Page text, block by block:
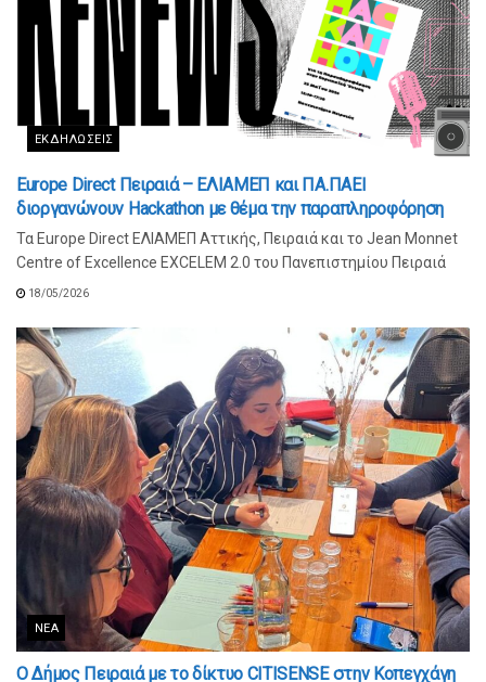
ΕΚΔΗΛΏΣΕΙΣ
Europe Direct Πειραιά – ΕΛΙΑΜΕΠ και ΠΑ.ΠΑΕΙ
διοργανώνουν Hackathon με θέμα την παραπληροφόρηση
Τα Europe Direct ΕΛΙΑΜΕΠ Αττικής, Πειραιά και το Jean Monnet
Centre of Excellence EXCELEM 2.0 του Πανεπιστημίου Πειραιά
18/05/2026
ΝΈΑ
Ο Δήμος Πειραιά με το δίκτυο CITISENSE στην Κοπεγχάγη